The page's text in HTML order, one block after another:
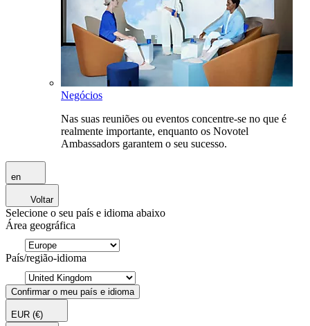
Negócios
Nas suas reuniões ou eventos concentre-se no que é
realmente importante, enquanto os Novotel
Ambassadors garantem o seu sucesso.
en
Voltar
Selecione o seu país e idioma abaixo
Área geográfica
País/região-idioma
Confirmar o meu país e idioma
EUR (€)